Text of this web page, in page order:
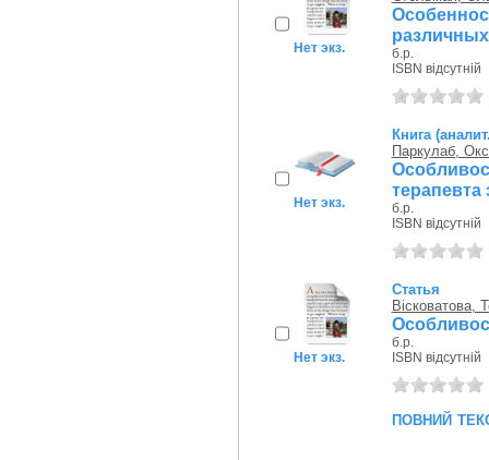
Нет экз.
б.р.
ISBN відсутній
Нет экз.
Книга
Паркулаб,
терапевта
б.р.
ISBN відсутній
Нет экз.
Статья
Вісковатова,
б.р.
ISBN відсутній
повний